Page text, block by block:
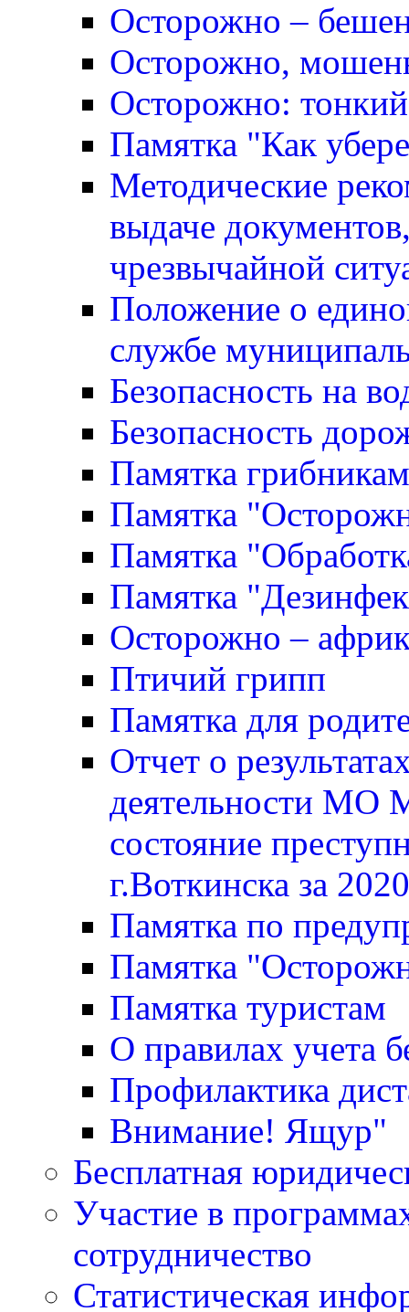
Осторожно –
Осторожно,
Осторожно:
Памятка "Как
Методические
выдаче
чрезвычайной
Положение о
службе
Безопасность на
Безопасность
Памятка грибникам
Памятка
Памятка
Памятка
Осторожно –
Птичий грипп
Памятка для
Отчет о
деятельности МО
состояние
г.Воткинска за
Памятка по
Памятка
Памятка туристам
О правилах учета
Профилактика
Внимание! Ящур"
Бесплатная
Участие в
сотрудничество
Статистическая